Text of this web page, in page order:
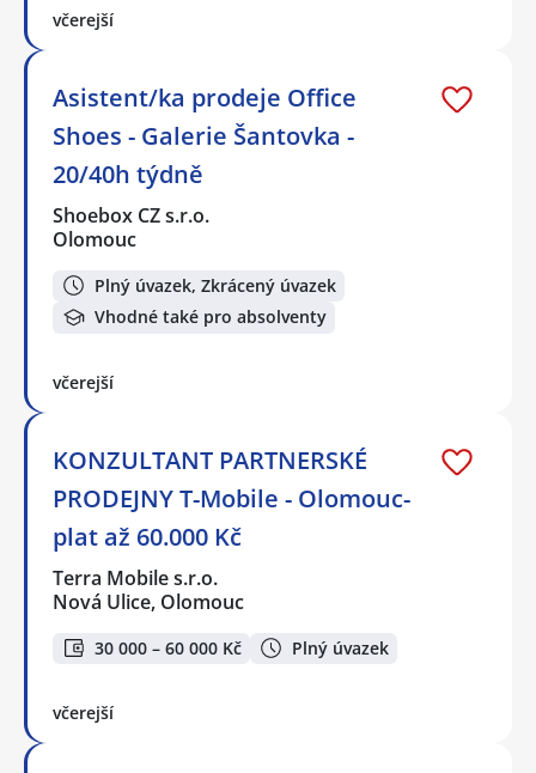
včerejší
Asistent/ka prodeje Office
Shoes - Galerie Šantovka -
20/40h týdně
Shoebox CZ s.r.o.
Olomouc
Plný úvazek, Zkrácený úvazek
Vhodné také pro absolventy
včerejší
KONZULTANT PARTNERSKÉ
PRODEJNY T-Mobile - Olomouc-
plat až 60.000 Kč
Terra Mobile s.r.o.
Nová Ulice, Olomouc
30 000 – 60 000 Kč Plný úvazek
včerejší